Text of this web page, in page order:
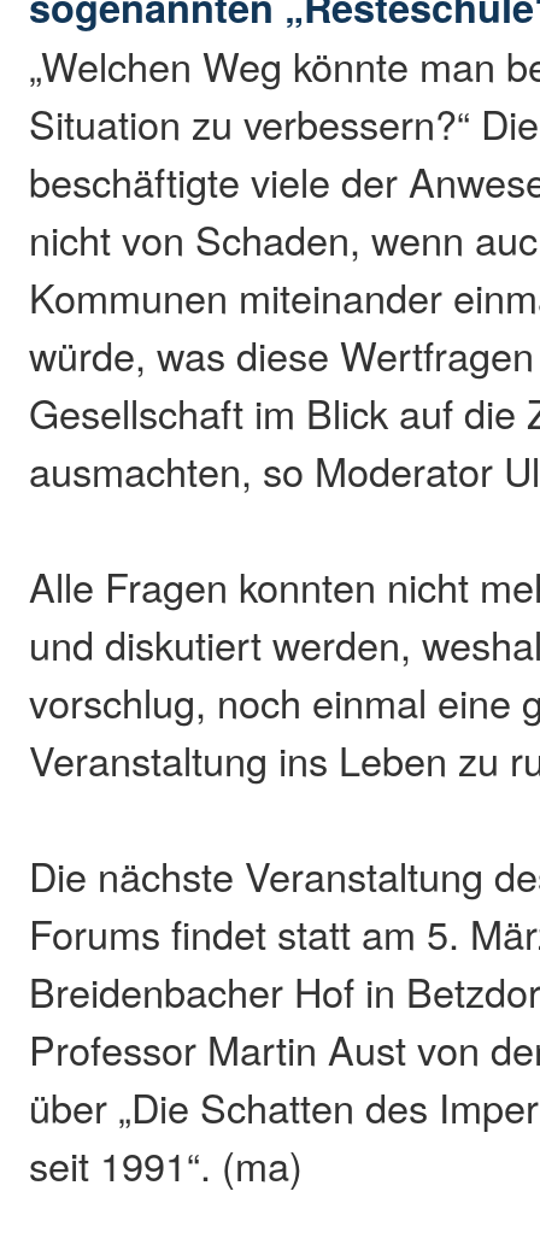
„Welchen Weg könnte man
Situation zu verbessern?“
beschäftigte viele der
nicht von Schaden, wenn
Kommunen miteinander
würde, was diese
Gesellschaft im Blick auf die
ausmachten, so Moderator
Alle Fragen konnten nicht
und diskutiert werden,
vorschlug, noch einmal eine
Veranstaltung ins Leben zu
Die nächste Veranstaltung
Forums findet statt am 5.
Breidenbacher Hof in
Professor Martin Aust von
über „Die Schatten des
seit 1991“. (ma)